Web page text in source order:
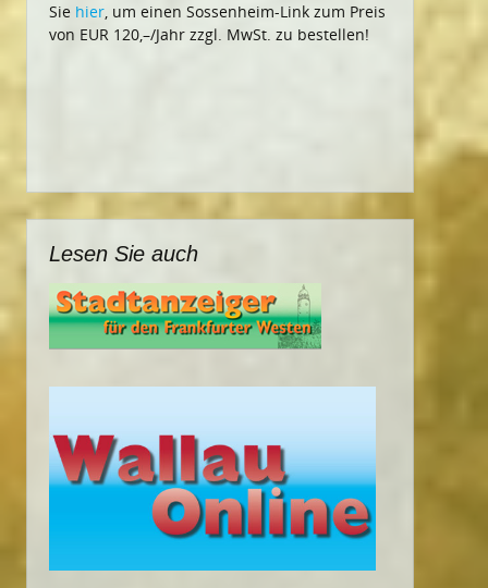
Sie hier, um einen Sossenheim-Link zum Preis
von EUR 120,–/Jahr zzgl. MwSt. zu bestellen!
Lesen Sie auch